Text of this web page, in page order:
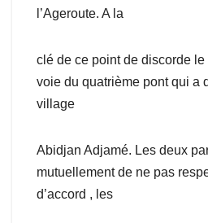
l’Ageroute. A la
clé de ce point de discorde
voie du quatrième pont qui a
village
Abidjan Adjamé. Les deux
mutuellement de ne pas
d’accord , les